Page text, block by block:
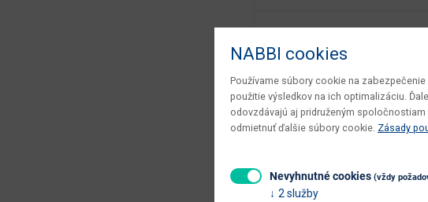
NABBI cookies
Používame súbory cookie na
použitie výsledkov na ich optimalizáciu.
odovzdávajú aj pridruženým
odmietnuť ďalšie súbory cookie. Zásady
Nevyhnutné cookies (vždy
2 služby